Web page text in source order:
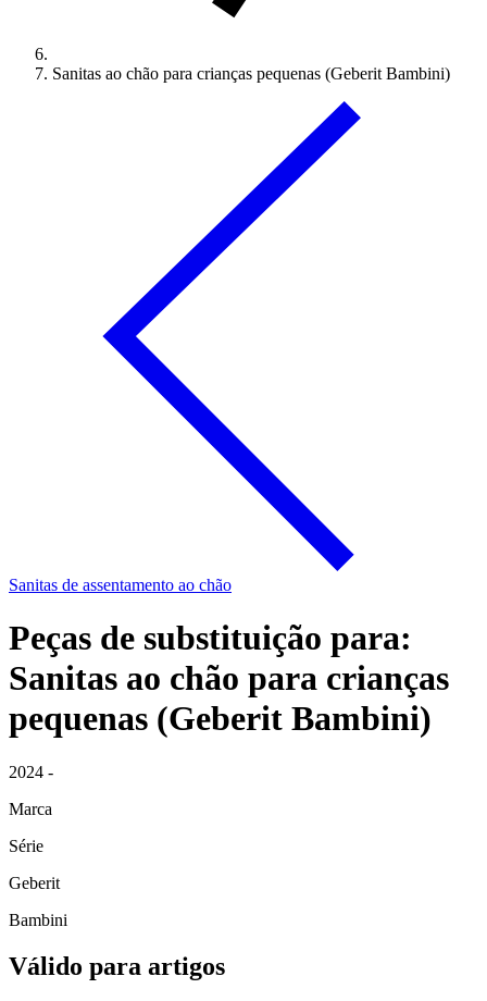
Sanitas ao chão para crianças pequenas (Geberit Bambini)
Sanitas de assentamento ao chão
Peças de substituição para:
Sanitas ao chão para crianças
pequenas (Geberit Bambini)
2024 -
Marca
Série
Geberit
Bambini
Válido para artigos